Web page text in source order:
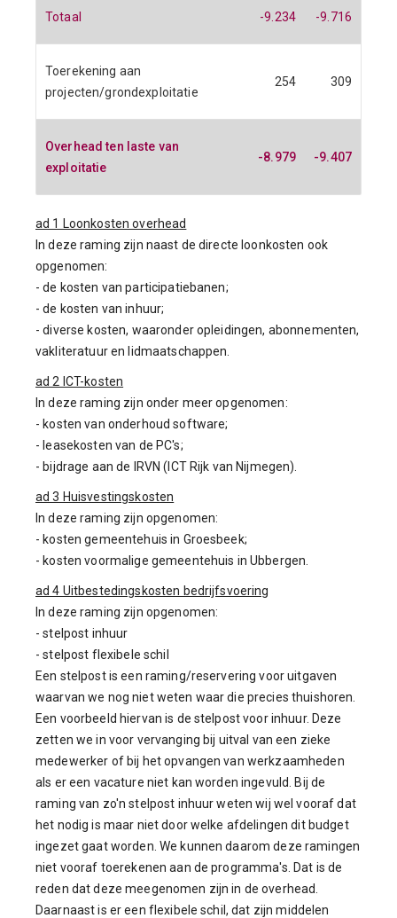
Totaal -9.234 -9.716
Toerekening aan
projecten/grondexploitatie
254 309
Overhead ten laste van
exploitatie
-8.979 -9.407
ad 1 Loonkosten overhead
In deze raming zijn naast de directe loonkosten ook
opgenomen:
- de kosten van participatiebanen;
- de kosten van inhuur;
- diverse kosten, waaronder opleidingen, abonnementen,
vakliteratuur en lidmaatschappen.
ad 2 ICT-kosten
In deze raming zijn onder meer opgenomen:
- kosten van onderhoud software;
- leasekosten van de PC's;
- bijdrage aan de IRVN (ICT Rijk van Nijmegen).
ad 3 Huisvestingskosten
In deze raming zijn opgenomen:
- kosten gemeentehuis in Groesbeek;
- kosten voormalige gemeentehuis in Ubbergen.
ad 4 Uitbestedingskosten bedrijfsvoering
In deze raming zijn opgenomen:
- stelpost inhuur
- stelpost flexibele schil
Een stelpost is een raming/reservering voor uitgaven
waarvan we nog niet weten waar die precies thuishoren.
Een voorbeeld hiervan is de stelpost voor inhuur. Deze
zetten we in voor vervanging bij uitval van een zieke
medewerker of bij het opvangen van werkzaamheden
als er een vacature niet kan worden ingevuld. Bij de
raming van zo'n stelpost inhuur weten wij wel vooraf dat
het nodig is maar niet door welke afdelingen dit budget
ingezet gaat worden. We kunnen daarom deze ramingen
niet vooraf toerekenen aan de programma's. Dat is de
reden dat deze meegenomen zijn in de overhead.
Daarnaast is er een flexibele schil, dat zijn middelen